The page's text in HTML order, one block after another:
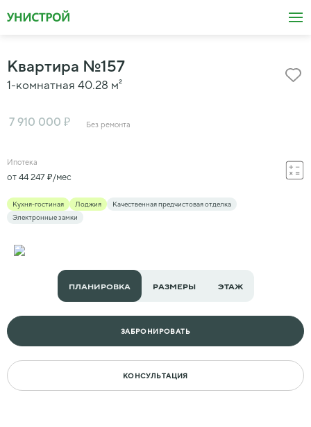
Квартира №157
1-комнатная 40.28 м²
7 910 000 ₽ Без ремонта
Ипотека
от44 247₽/мес
Кухня-гостиная Лоджия
Качественная предчистовая отделка
Электронные замки
ПЛАНИРОВКА РАЗМЕРЫ ЭТАЖ
ЗАБРОНИРОВАТЬ
КОНСУЛЬТАЦИЯ